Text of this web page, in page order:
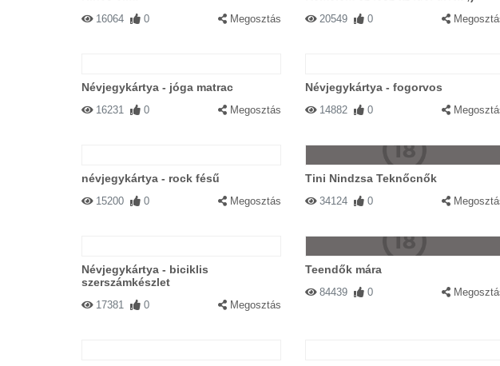
16064 0 Megosztás 20549 0
Névjegykártya - jóga matrac
16231 0 Megosztás
Névjegykártya - fogorvos
14882 0
névjegykártya - rock fésű
15200 0 Megosztás
Tini Nindzsa Teknőcnők
34124 0
Névjegykártya - biciklis
szerszámkészlet
17381 0 Megosztás
Teendők mára
84439 0